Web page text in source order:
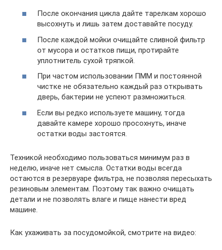
После окончания цикла дайте тарелкам хорошо
высохнуть и лишь затем доставайте посуду.
После каждой мойки очищайте сливной фильтр
от мусора и остатков пищи, протирайте
уплотнитель сухой тряпкой.
При частом использовании ПММ и постоянной
чистке не обязательно каждый раз открывать
дверь, бактерии не успеют размножиться.
Если вы редко используете машину, тогда
давайте камере хорошо просохнуть, иначе
остатки воды застоятся.
Техникой необходимо пользоваться минимум раз в
неделю, иначе нет смысла. Остатки воды всегда
остаются в резервуаре фильтра, не позволяя пересыхать
резиновым элементам. Поэтому так важно очищать
детали и не позволять влаге и пище нанести вред
машине.
Как ухаживать за посудомойкой, смотрите на видео: